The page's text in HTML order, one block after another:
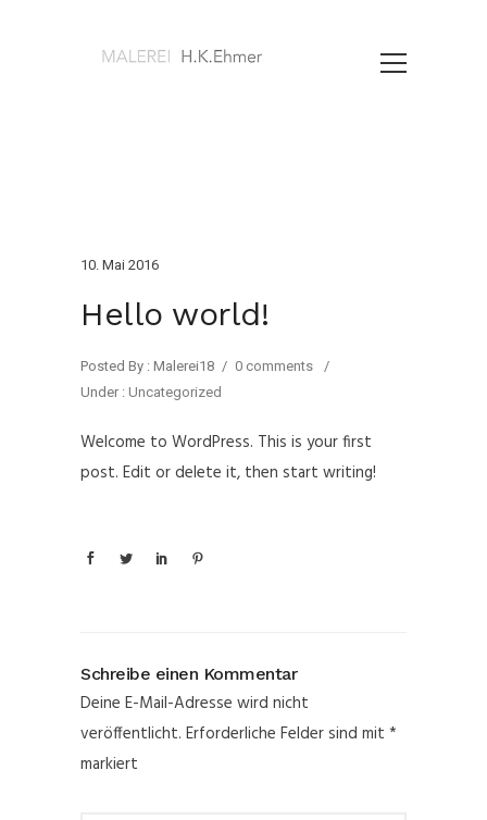
10. Mai 2016
Hello world!
Posted By : Malerei18 / 0 comments
/
Under : Uncategorized
Welcome to WordPress. This is your first
post. Edit or delete it, then start writing!
Schreibe einen Kommentar
Deine E-Mail-Adresse wird nicht
veröffentlicht. Erforderliche Felder sind mit *
markiert